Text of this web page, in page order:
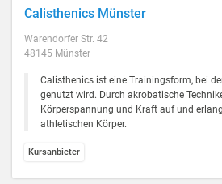
Calisthenics Münster
Warendorfer Str. 42
48145 Münster
Calisthenics ist eine Trainingsform, bei
genutzt wird. Durch akrobatische
Körperspannung und Kraft auf und
athletischen Körper.
Kursanbieter